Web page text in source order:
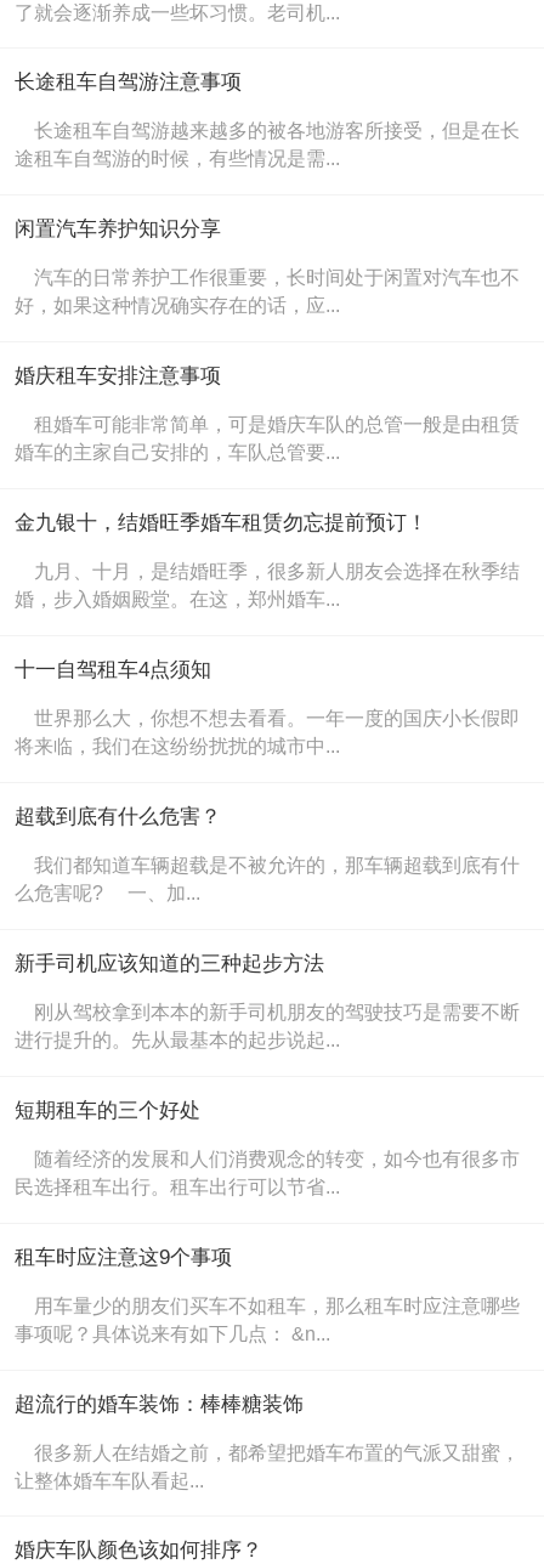
了就会逐渐养成一些坏习惯。老司机...
长途租车自驾游注意事项
长途租车自驾游越来越多的被各地游客所接受，但是在长
途租车自驾游的时候，有些情况是需...
闲置汽车养护知识分享
汽车的日常养护工作很重要，长时间处于闲置对汽车也不
好，如果这种情况确实存在的话，应...
婚庆租车安排注意事项
租婚车可能非常简单，可是婚庆车队的总管一般是由租赁
婚车的主家自己安排的，车队总管要...
金九银十，结婚旺季婚车租赁勿忘提前预订！
九月、十月，是结婚旺季，很多新人朋友会选择在秋季结
婚，步入婚姻殿堂。在这，郑州婚车...
十一自驾租车4点须知
世界那么大，你想不想去看看。一年一度的国庆小长假即
将来临，我们在这纷纷扰扰的城市中...
超载到底有什么危害？
我们都知道车辆超载是不被允许的，那车辆超载到底有什
么危害呢? 一、加...
新手司机应该知道的三种起步方法
刚从驾校拿到本本的新手司机朋友的驾驶技巧是需要不断
进行提升的。先从最基本的起步说起...
短期租车的三个好处
随着经济的发展和人们消费观念的转变，如今也有很多市
民选择租车出行。租车出行可以节省...
租车时应注意这9个事项
用车量少的朋友们买车不如租车，那么租车时应注意哪些
事项呢？具体说来有如下几点： &n...
超流行的婚车装饰：棒棒糖装饰
很多新人在结婚之前，都希望把婚车布置的气派又甜蜜，
让整体婚车车队看起...
婚庆车队颜色该如何排序？